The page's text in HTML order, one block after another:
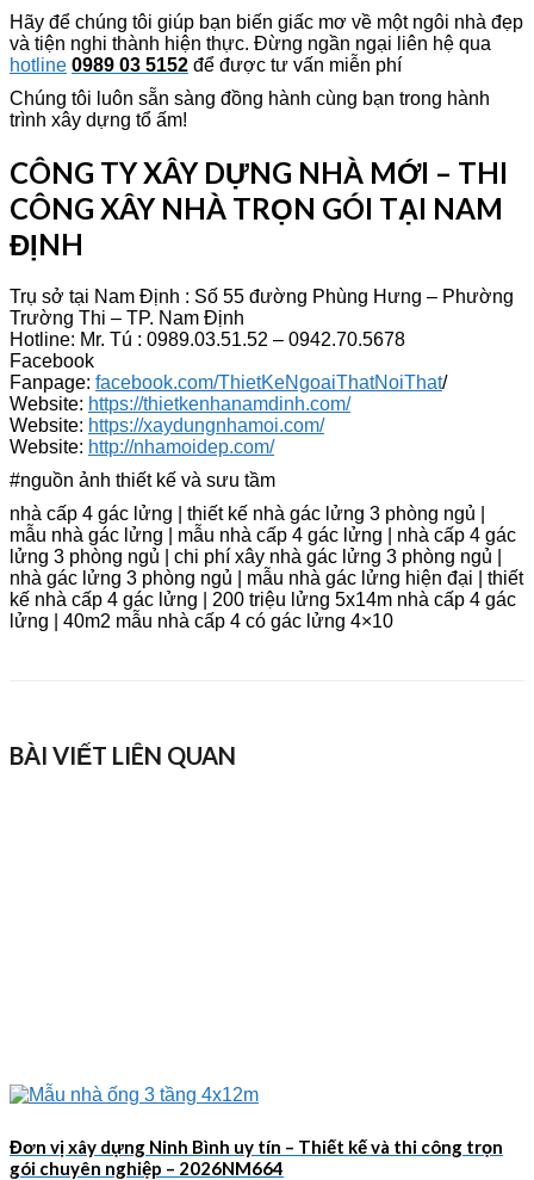
Hãy để chúng tôi giúp bạn biến giấc mơ về một ngôi nhà đẹp
và tiện nghi thành hiện thực. Đừng ngần ngại liên hệ qua
hotline 0989 03 5152 để được tư vấn miễn phí
Chúng tôi luôn sẵn sàng đồng hành cùng bạn trong hành
trình xây dựng tổ ấm!
CÔNG TY XÂY DỰNG NHÀ MỚI – THI
CÔNG XÂY NHÀ TRỌN GÓI TẠI NAM
ĐỊNH
Trụ sở tại Nam Định : Số 55 đường Phùng Hưng – Phường
Trường Thi – TP. Nam Định
Hotline: Mr. Tú : 0989.03.51.52 – 0942.70.5678
Facebook
Fanpage: facebook.com/ThietKeNgoaiThatNoiThat/
Website: https://thietkenhanamdinh.com/
Website: https://xaydungnhamoi.com/
Website: http://nhamoidep.com/
#nguồn ảnh thiết kế và sưu tầm
nhà cấp 4 gác lửng | thiết kế nhà gác lửng 3 phòng ngủ |
mẫu nhà gác lửng | mẫu nhà cấp 4 gác lửng | nhà cấp 4 gác
lửng 3 phòng ngủ | chi phí xây nhà gác lửng 3 phòng ngủ |
nhà gác lửng 3 phòng ngủ | mẫu nhà gác lửng hiện đại | thiết
kế nhà cấp 4 gác lửng | 200 triệu lửng 5x14m nhà cấp 4 gác
lửng | 40m2 mẫu nhà cấp 4 có gác lửng 4×10
BÀI VIẾT LIÊN QUAN
Đơn vị xây dựng Ninh Bình uy tín – Thiết kế và thi công trọn
gói chuyên nghiệp – 2026NM664